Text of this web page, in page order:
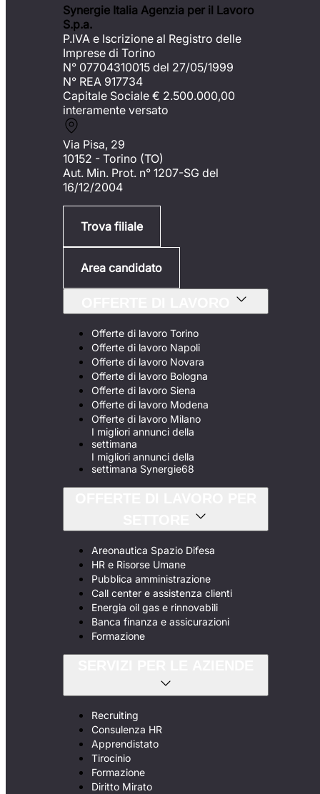
Synergie Italia Agenzia per il Lavoro
S.p.a.
P.IVA e Iscrizione al Registro delle
Imprese di Torino
N° 07704310015 del 27/05/1999
N° REA 917734
Capitale Sociale € 2.500.000,00
interamente versato
Via Pisa, 29
10152 - Torino (TO)
Aut. Min. Prot. n° 1207-SG del
16/12/2004
Trova filiale
Area candidato
Offerte di lavoro Torino
Offerte di lavoro Napoli
Offerte di lavoro Novara
Offerte di lavoro Bologna
Offerte di lavoro Siena
Offerte di lavoro Modena
Offerte di lavoro Milano
I migliori annunci della
settimana
I migliori annunci della
settimana Synergie68
Areonautica Spazio Difesa
HR e Risorse Umane
Pubblica amministrazione
Call center e assistenza clienti
Energia oil gas e rinnovabili
Banca finanza e assicurazioni
Formazione
Recruiting
Consulenza HR
Apprendistato
Tirocinio
Formazione
Diritto Mirato